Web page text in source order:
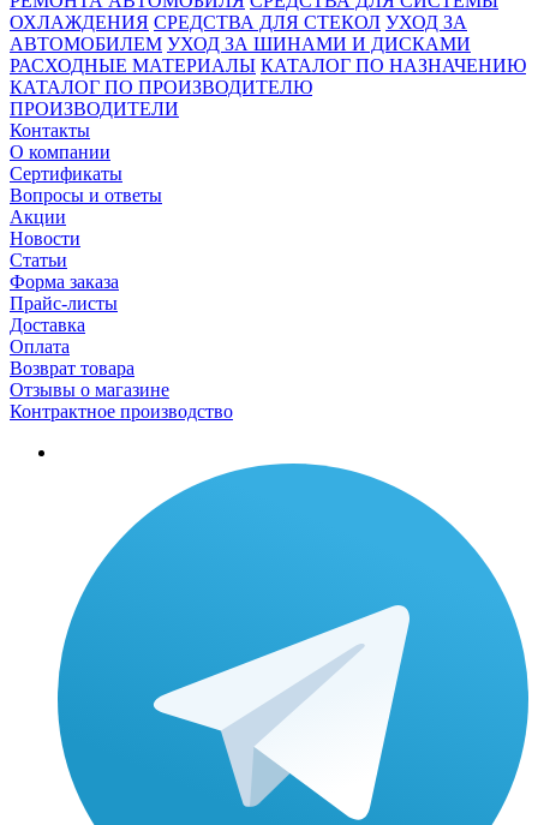
ОХЛАЖДЕНИЯ СРЕДСТВА ДЛЯ СТЕКОЛ УХОД ЗА
АВТОМОБИЛЕМ УХОД ЗА ШИНАМИ И ДИСКАМИ
РАСХОДНЫЕ МАТЕРИАЛЫ КАТАЛОГ ПО НАЗНАЧЕНИЮ
КАТАЛОГ ПО ПРОИЗВОДИТЕЛЮ
ПРОИЗВОДИТЕЛИ
Контакты
О компании
Сертификаты
Вопросы и ответы
Акции
Новости
Статьи
Форма заказа
Прайс-листы
Доставка
Оплата
Возврат товара
Отзывы о магазине
Контрактное производство